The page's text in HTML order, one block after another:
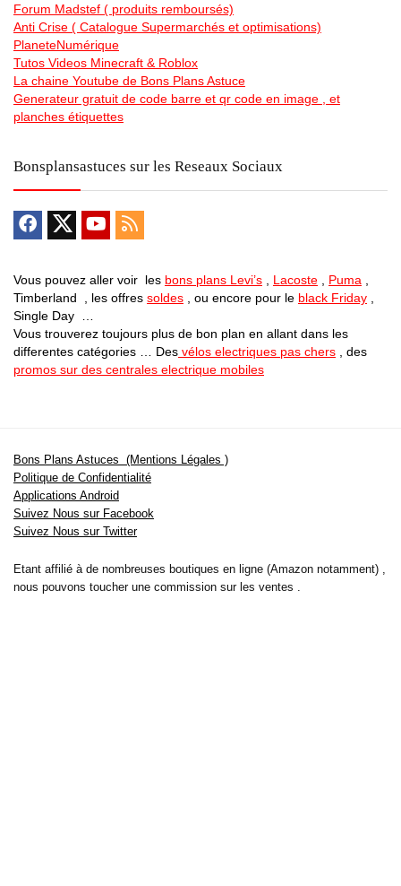
Forum Madstef ( produits remboursés)
Anti Crise ( Catalogue Supermarchés et optimisations)
PlaneteNumérique
Tutos Videos Minecraft & Roblox
La chaine Youtube de Bons Plans Astuce
Generateur gratuit de code barre et qr code en image , et
planches étiquettes
Bonsplansastuces sur les Reseaux Sociaux
Vous pouvez aller voir les bons plans Levi’s Lacoste Puma
Timberland , les offres soldes , ou encore pour le black Friday
Single Day …
Vous trouverez toujours plus de bon plan en allant dans les
differentes catégories … Des vélos electriques pas chers , des
promos sur des centrales electrique mobiles
Bons Plans Astuces (Mentions Légales )
Politique de Confidentialité
Applications Android
Suivez Nous sur Facebook
Suivez Nous sur Twitter
Etant affilié à de nombreuses boutiques en ligne (Amazon notamment) ,
nous pouvons toucher une commission sur les ventes .